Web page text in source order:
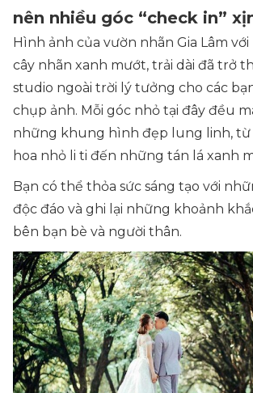
nên nhiều góc “check in”
Hình ảnh của vườn nhãn Gia Lâm
cây nhãn xanh mướt, trải dài đã trở
studio ngoài trời lý tưởng cho các
chụp ảnh. Mỗi góc nhỏ tại đây đều
những khung hình đẹp lung linh,
hoa nhỏ li ti đến những tán lá xanh
Bạn có thể thỏa sức sáng tạo với
độc đáo và ghi lại những khoảnh
bên bạn bè và người thân.